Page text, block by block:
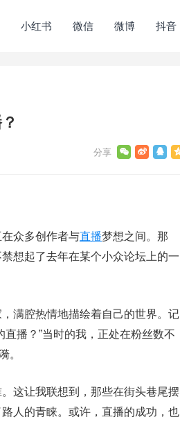
小红书 微信 微博 抖音
众多创作者与直播梦想之间。那
想起了去年在某个小众论坛上的一
满腔热情地描绘着自己的世界。记
播？”当时的我，正处在粉丝数不
。
这让我联想到，那些在街头巷尾摆
人的青睐。或许，直播的成功，也